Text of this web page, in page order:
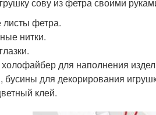
листы фетра.
нитки.
для наполнения
бусины для декорирования
клей.